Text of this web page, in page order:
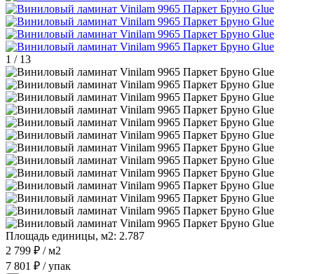
1 / 13
Площадь единицы, м2: 2.787
2 799 ₽ / м2
7 801 ₽ / упак